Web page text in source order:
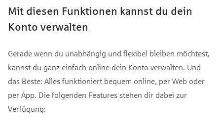
Mit diesen Funktionen kannst du dein
Konto verwalten
Gerade wenn du unabhängig und flexibel bleiben möchtest,
kannst du ganz einfach online dein Konto verwalten. Und
das Beste: Alles funktioniert bequem online, per Web oder
per App. Die folgenden Features stehen dir dabei zur
Verfügung: